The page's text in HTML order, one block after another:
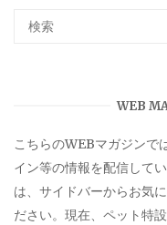
WEB
こちらのWEBマガジンで
イン等の情報を配信して
は、サイドバーからお気
ださい。現在、ペット特